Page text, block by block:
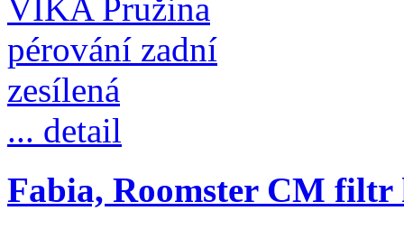
... detail
Fabia, Roomster CM